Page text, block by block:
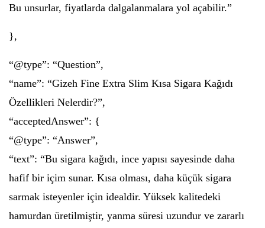
Bu unsurlar, fiyatlarda dalgalanmalara yol açabilir.”
},
“@type”: “Question”,
“name”: “Gizeh Fine Extra Slim Kısa Sigara Kağıdı
Özellikleri Nelerdir?”,
“acceptedAnswer”: {
“@type”: “Answer”,
“text”: “Bu sigara kağıdı, ince yapısı sayesinde daha
hafif bir içim sunar. Kısa olması, daha küçük sigara
sarmak isteyenler için idealdir. Yüksek kalitedeki
hamurdan üretilmiştir, yanma süresi uzundur ve zararlı